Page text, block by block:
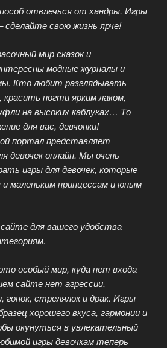
отвлечься от хандры. Игры
сделайте свою жизнь ярче!
мир сказок и
модные журналы и
Кто любит разглядывать
ногти ярким лаком,
на высоких каблуках… То
для вас, девчонки!
портал представляет
девочек онлайн. Мы очень
игры для девочек, которые
маленьким принцессам и юным
для вашего удобства
особый мир, куда нет входа
сайте нет агрессии,
гонок, стрелялок и драк. Игры
хорошего вкуса, гармонии и
окунуться в увлекательный
игры девочкам теперь